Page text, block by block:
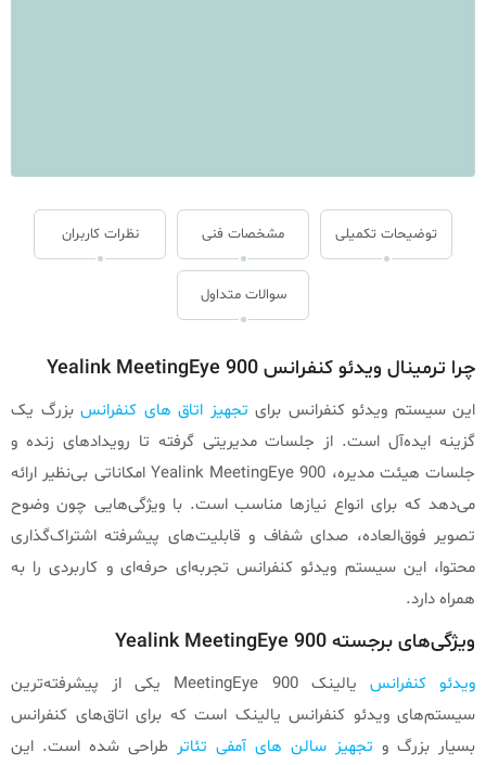
توضیحات تکمیلی مشخصات فنی نظرات کاربران
سوالات متداول
چرا ترمینال ویدئو کنفرانس Yealink MeetingEye 900
این سیستم ویدئو کنفرانس برای تجهیز اتاق های کنفرانس بزرگ یک
گزینه ایده‌آل است. از جلسات مدیریتی گرفته تا رویدادهای زنده و
جلسات هیئت مدیره، Yealink MeetingEye 900 امکاناتی بی‌نظیر ارائه
می‌دهد که برای انواع نیازها مناسب است. با ویژگی‌هایی چون وضوح
تصویر فوق‌العاده، صدای شفاف و قابلیت‌های پیشرفته اشتراک‌گذاری
محتوا، این سیستم ویدئو کنفرانس تجربه‌ای حرفه‌ای و کاربردی را به
همراه دارد.
ویژگی‌های برجسته Yealink MeetingEye 900
ویدئو کنفرانس
یالینک MeetingEye 900 یکی از پیشرفته‌ترین
سیستم‌های ویدئو کنفرانس یالینک است که برای اتاق‌های کنفرانس
بسیار بزرگ و تجهیز سالن های آمفی تئاتر طراحی شده است. این